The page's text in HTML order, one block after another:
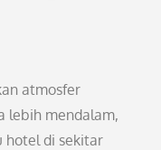
atmosfer
lebih mendalam,
hotel di sekitar